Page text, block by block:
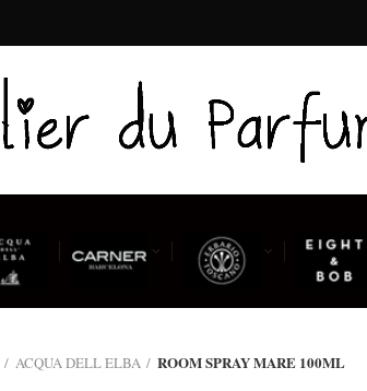
ACQUA DELL ELBA ROOM SPRAY MARE 100ML